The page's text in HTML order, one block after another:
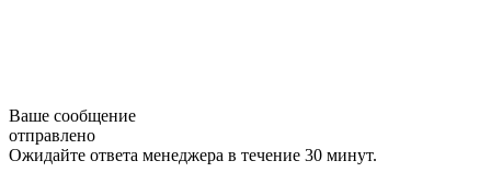
Ваше сообщение
отправлено
Ожидайте ответа менеджера в течение 30 минут.